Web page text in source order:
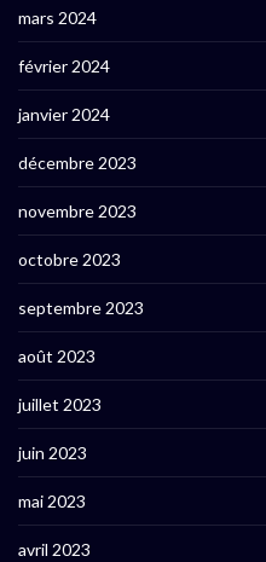
mars 2024
février 2024
janvier 2024
décembre 2023
novembre 2023
octobre 2023
septembre 2023
août 2023
juillet 2023
juin 2023
mai 2023
avril 2023